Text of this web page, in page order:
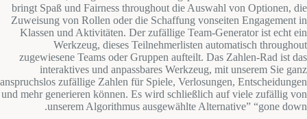
bringt Spaß und Fairness throughout die Auswahl von Optionen, die
Zuweisung von Rollen oder die Schaffung vonseiten Engagement in
Klassen und Aktivitäten. Der zufällige Team-Generator ist echt ein
Werkzeug, dieses Teilnehmerlisten automatisch throughout
zugewiesene Teams oder Gruppen aufteilt. Das Zahlen-Rad ist das
interaktives und anpassbares Werkzeug, mit unserem Sie ganz
anspruchslos zufällige Zahlen für Spiele, Verlosungen, Entscheidungen
und mehr generieren können. Es wird schließlich auf viele zufällig von
unserem Algorithmus ausgewählte Alternative” “gone down.